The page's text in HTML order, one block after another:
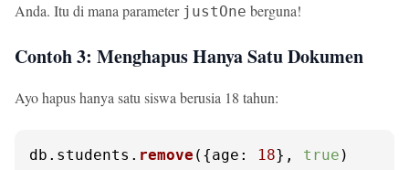
Anda. Itu di mana parameter justOne berguna!
Contoh 3: Menghapus Hanya Satu Dokumen
Ayo hapus hanya satu siswa berusia 18 tahun:
db. students . remove ({age : 18}, true )